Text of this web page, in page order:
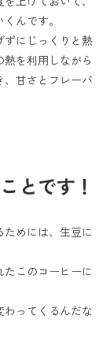
んです。
ずにじっくりと熱
を利用しながら
甘さとフレーバ
とです！
めには、生豆に
このコーヒーに
ってくるんだな